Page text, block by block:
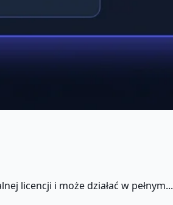
licencji i może działać w pełnym...